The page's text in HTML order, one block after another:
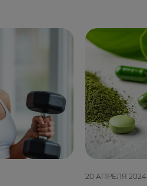
20 АПРЕЛЯ 2024